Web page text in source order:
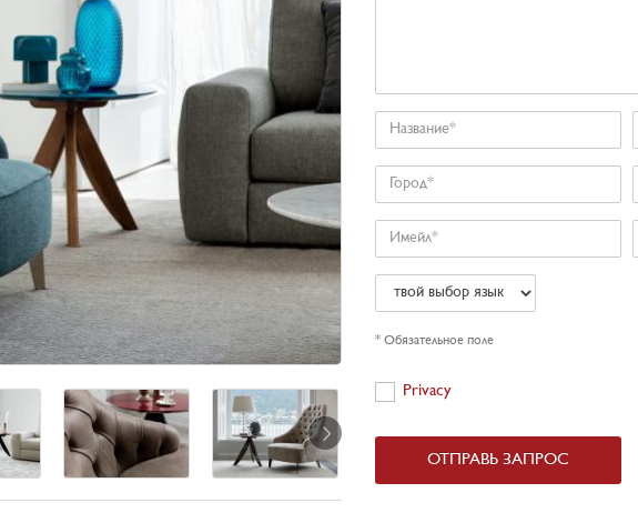
Название
Город
Имейл
твой
выбор
язык
* Обязательное поле
Privacy
Privacy
ОТПРАВЬ ЗАПРОС